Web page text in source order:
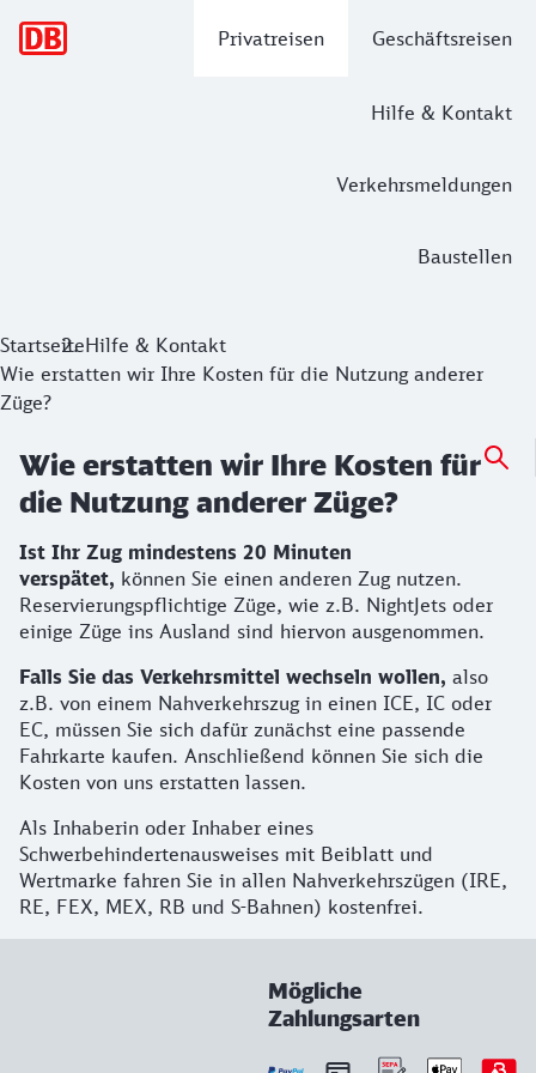
Privatreisen Geschäftsreisen
Hilfe & Kontakt
Verkehrsmeldungen
Baustellen
StartseiteHilfe & Kontakt
Wie erstatten wir Ihre Kosten für die Nutzung anderer
Züge?
Wie erstatten wir Ihre Kosten für
die Nutzung anderer Züge?
Ist Ihr Zug mindestens 20 Minuten
verspätet, können Sie einen anderen Zug nutzen.
Reservierungspflichtige Züge, wie z.B. NightJets oder
einige Züge ins Ausland sind hiervon ausgenommen.
Falls Sie das Verkehrsmittel wechseln wollen, also
z.B. von einem Nahverkehrszug in einen ICE, IC oder
EC, müssen Sie sich dafür zunächst eine passende
Fahrkarte kaufen. Anschließend können Sie sich die
Kosten von uns erstatten lassen.
Als Inhaberin oder Inhaber eines
Schwerbehindertenausweises mit Beiblatt und
Wertmarke fahren Sie in allen Nahverkehrszügen (IRE,
RE, FEX, MEX, RB und S-Bahnen) kostenfrei.
Mögliche
Zahlungsarten